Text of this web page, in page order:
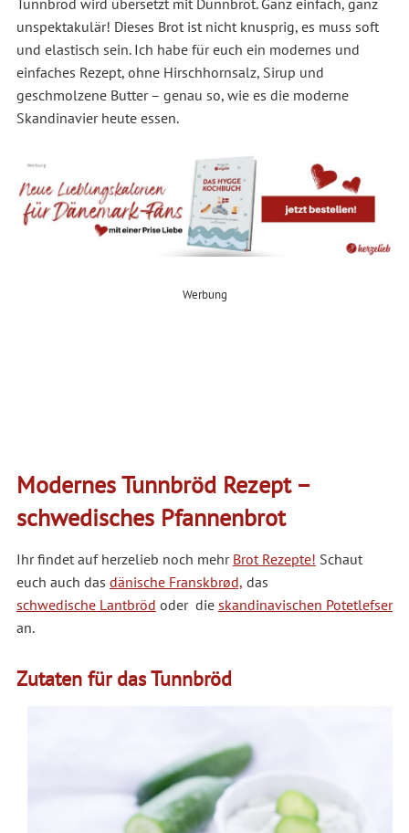
Tunnbröd wird übersetzt mit Dünnbrot. Ganz einfach, ganz
unspektakulär! Dieses Brot ist nicht knusprig, es muss soft
und elastisch sein. Ich habe für euch ein modernes und
einfaches Rezept, ohne Hirschhornsalz, Sirup und
geschmolzene Butter – genau so, wie es die moderne
Skandinavier heute essen.
Werbung
Modernes Tunnbröd Rezept –
schwedisches Pfannenbrot
Ihr findet auf herzelieb noch mehr Brot Rezepte! Schaut
euch auch das dänische Franskbrød, das
schwedische Lantbröd oder die skandinavischen Potetlefser
an.
Zutaten für das Tunnbröd